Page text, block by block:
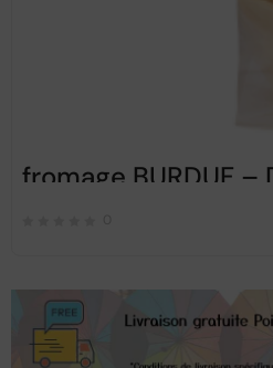
fromage BURDUF